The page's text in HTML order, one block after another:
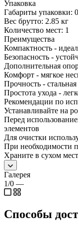
Упаковка
Габариты упаковки:
Вес брутто: 2.85 кг
Количество мест: 1
Преимущества
Компактность -
Безопасность -
Дополнительная
Комфорт - мягкое
Прочность -
Простота ухода -
Рекомендации по
Устанавливайте на
Перед
элементов
Для очистки
При необходимости
Храните в сухом
Галерея
1/0 —
Способы